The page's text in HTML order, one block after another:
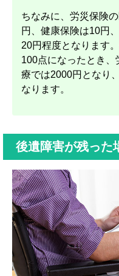
ちなみに、労災保険
円、健康保険は10円
20円程度となります
100点になったとき
療では2000円となり
なります。
後遺障害が残った